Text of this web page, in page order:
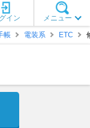
メニュー
イン
帳 電装系 ETC